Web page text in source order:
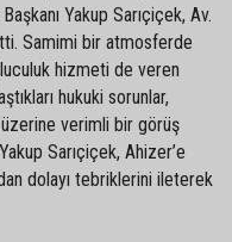
Yakup Sarıçiçek, Av.
Samimi bir atmosferde
hizmeti de veren
hukuki sorunlar,
verimli bir görüş
Sarıçiçek, Ahizer’e
dolayı tebriklerini ileterek